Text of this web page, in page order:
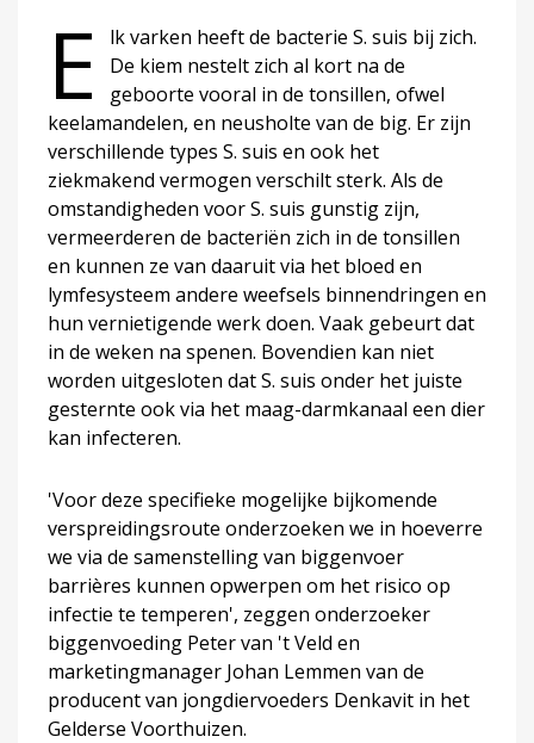
E
lk varken heeft de bacterie S. suis bij zich.
De kiem nestelt zich al kort na de
geboorte vooral in de tonsillen, ofwel
keelamandelen, en neusholte van de big. Er zijn
verschillende types S. suis en ook het
ziekmakend vermogen verschilt sterk. Als de
omstandigheden voor S. suis gunstig zijn,
vermeerderen de bacteriën zich in de tonsillen
en kunnen ze van daaruit via het bloed en
lymfesysteem andere weefsels binnendringen en
hun vernietigende werk doen. Vaak gebeurt dat
in de weken na spenen. Bovendien kan niet
worden uitgesloten dat S. suis onder het juiste
gesternte ook via het maag-darmkanaal een dier
kan infecteren.
'Voor deze specifieke mogelijke bijkomende
verspreidingsroute onderzoeken we in hoeverre
we via de samenstelling van biggenvoer
barrières kunnen opwerpen om het risico op
infectie te temperen', zeggen onderzoeker
biggenvoeding Peter van 't Veld en
marketingmanager Johan Lemmen van de
producent van jongdiervoeders Denkavit in het
Gelderse Voorthuizen.